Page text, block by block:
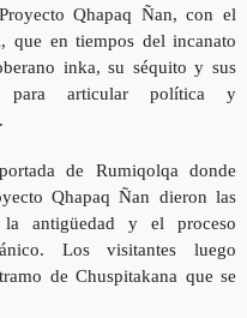
Qhapaq Ñan, con el
que en tiempos del incanato
inka, su séquito y sus
para articular política y
de Rumiqolqa donde
Qhapaq Ñan dieron las
la antigüedad y el proceso
Los visitantes luego
de Chuspitakana que se